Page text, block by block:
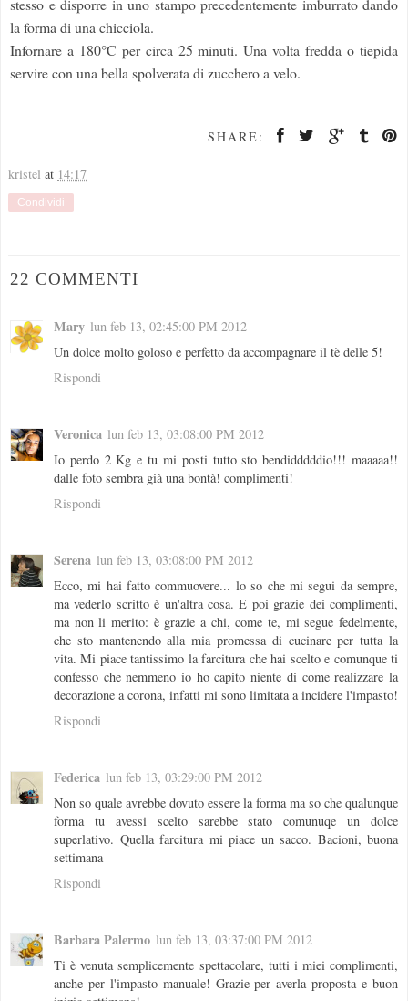
stesso e disporre in uno stampo precedentemente imburrato dando
la forma di una chicciola.
Infornare a 180°C per circa 25 minuti. Una volta fredda o tiepida
servire con una bella spolverata di zucchero a velo.
SHARE:
kristel at 14:17
Condividi
22 COMMENTI
Mary lun feb 13, 02:45:00 PM 2012
Un dolce molto goloso e perfetto da accompagnare il tè delle 5!
Rispondi
Veronica lun feb 13, 03:08:00 PM 2012
Io perdo 2 Kg e tu mi posti tutto sto bendidddddio!!! maaaaa!!
dalle foto sembra già una bontà! complimenti!
Rispondi
Serena lun feb 13, 03:08:00 PM 2012
Ecco, mi hai fatto commuovere... lo so che mi segui da sempre,
ma vederlo scritto è un'altra cosa. E poi grazie dei complimenti,
ma non li merito: è grazie a chi, come te, mi segue fedelmente,
che sto mantenendo alla mia promessa di cucinare per tutta la
vita. Mi piace tantissimo la farcitura che hai scelto e comunque ti
confesso che nemmeno io ho capito niente di come realizzare la
decorazione a corona, infatti mi sono limitata a incidere l'impasto!
Rispondi
Federica lun feb 13, 03:29:00 PM 2012
Non so quale avrebbe dovuto essere la forma ma so che qualunque
forma tu avessi scelto sarebbe stato comunuqe un dolce
superlativo. Quella farcitura mi piace un sacco. Bacioni, buona
settimana
Rispondi
Barbara Palermo lun feb 13, 03:37:00 PM 2012
Ti è venuta semplicemente spettacolare, tutti i miei complimenti,
anche per l'impasto manuale! Grazie per averla proposta e buon